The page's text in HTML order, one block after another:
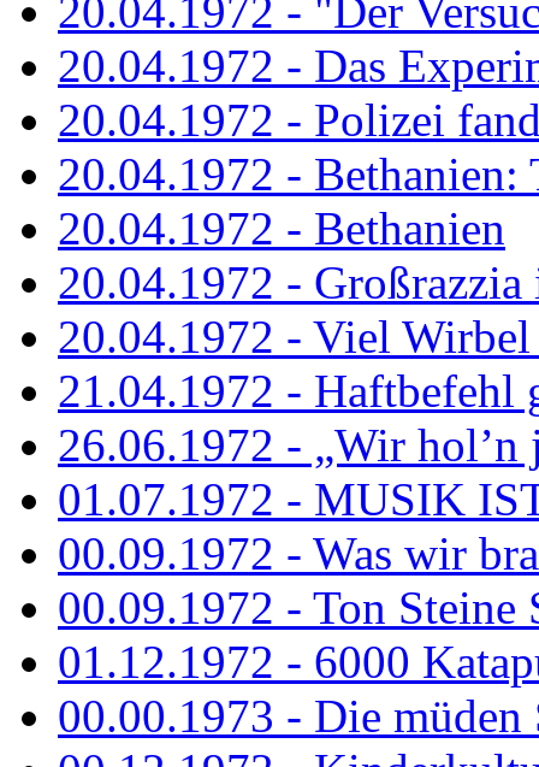
20.04.1972 - "Der
20.04.1972 - Das
20.04.1972 - Polizei
20.04.1972 - Bethanien:
20.04.1972 - Bethanien
20.04.1972 - Großrazzia
20.04.1972 - Viel
21.04.1972 - Haftbefehl
26.06.1972 - „Wir hol’n
01.07.1972 - MUSIK
00.09.1972 - Was wir
00.09.1972 - Ton Steine
01.12.1972 - 6000
00.00.1973 - Die müden